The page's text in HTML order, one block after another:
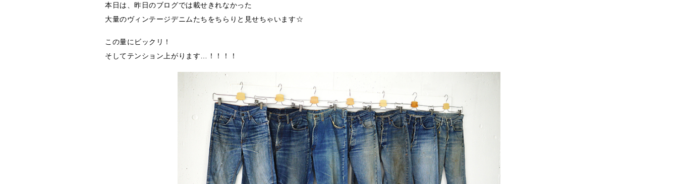
本日は、昨日のブログでは載せきれなかった
大量のヴィンテージデニムたちをちらりと見せちゃいます☆
この量にビックリ！
そしてテンション上がります…！！！！